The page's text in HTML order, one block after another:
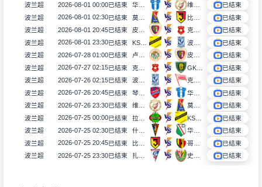
波兰超
2026-08-01 00:00已结束
已结束
波兰超
2026-08-01 02:30已结束
已结束
波兰超
2026-08-01 20:45已结束
已结束
波兰超
2026-08-01 23:30已结束
已结束
波兰超
2026-07-28 01:00已结束
已结束
波兰超
2026-07-27 02:15已结束
已结束
波兰超
2026-07-26 02:15已结束
已结束
波兰超
2026-07-26 20:45已结束
已结束
波兰超
2026-07-26 23:30已结束
已结束
波兰超
2026-07-25 00:00已结束
已结束
波兰超
2026-07-25 02:30已结束
已结束
波兰超
2026-07-25 20:45已结束
已结束
波兰超
2026-07-25 23:30已结束 已结束